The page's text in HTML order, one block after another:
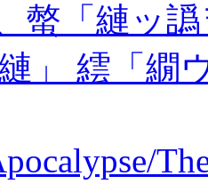
螫「縺ッ
」 繧「繝